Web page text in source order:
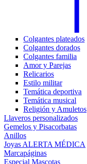
Colgantes plateados
Colgantes dorados
Colgantes familia
Amor y Parejas
Relicarios
Estilo militar
Temática deportiva
Temática musical
Religión y Amuletos
Llaveros personalizados
Gemelos y Pisacorbatas
Anillos
Joyas ALERTA MÉDICA
Marcapáginas
Especial Mascotas